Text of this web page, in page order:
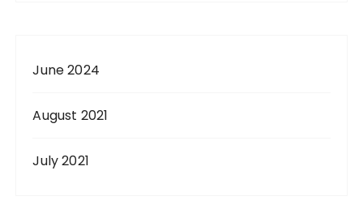
June 2024
August 2021
July 2021